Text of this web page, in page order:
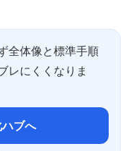
全体像と標準手順
レにくくなりま
ブへ